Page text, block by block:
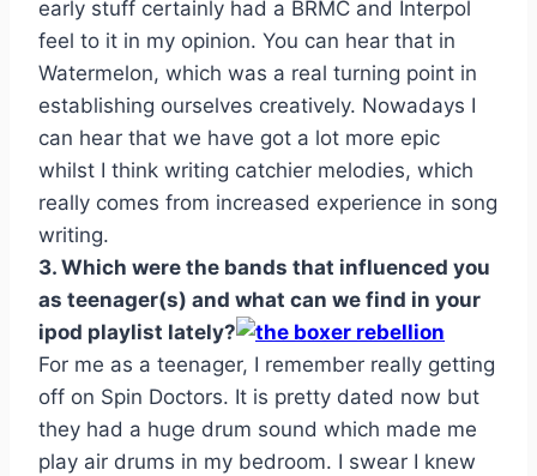
early stuff certainly had a BRMC and Interpol
feel to it in my opinion. You can hear that in
Watermelon, which was a real turning point in
establishing ourselves creatively. Nowadays I
can hear that we have got a lot more epic
whilst I think writing catchier melodies, which
really comes from increased experience in song
writing.
3. Which were the bands that influenced you
as teenager(s) and what can we find in your
ipod playlist lately?
For me as a teenager, I remember really getting
off on Spin Doctors. It is pretty dated now but
they had a huge drum sound which made me
play air drums in my bedroom. I swear I knew